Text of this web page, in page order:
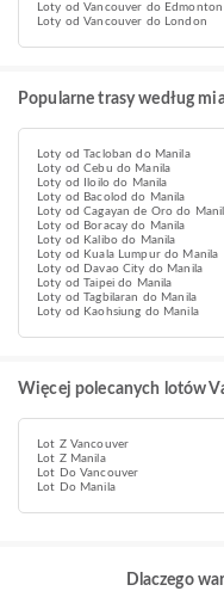
Loty od Vancouver do Edmonton
Loty od Vancouver do London
Popularne trasy według
Loty od Tacloban do Manila
Loty od Cebu do Manila
Loty od Iloilo do Manila
Loty od Bacolod do Manila
Loty od Cagayan de Oro do
Loty od Boracay do Manila
Loty od Kalibo do Manila
Loty od Kuala Lumpur do Manila
Loty od Davao City do Manila
Loty od Taipei do Manila
Loty od Tagbilaran do Manila
Loty od Kaohsiung do Manila
Więcej polecanych lotów
Lot Z Vancouver
Lot Z Manila
Lot Do Vancouver
Lot Do Manila
Dlaczego